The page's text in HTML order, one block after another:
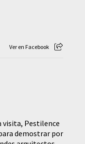
Ver en Facebook
visita, Pestilence
demostrar por